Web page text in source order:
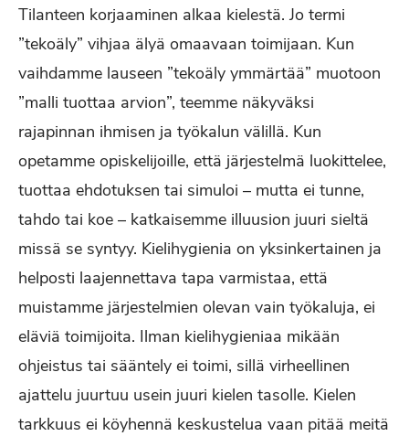
Tilanteen korjaaminen alkaa kielestä. Jo termi
”tekoäly” vihjaa älyä omaavaan toimijaan. Kun
vaihdamme lauseen ”tekoäly ymmärtää” muotoon
”malli tuottaa arvion”, teemme näkyväksi
rajapinnan ihmisen ja työkalun välillä. Kun
opetamme opiskelijoille, että järjestelmä luokittelee,
tuottaa ehdotuksen tai simuloi – mutta ei tunne,
tahdo tai koe – katkaisemme illuusion juuri sieltä
missä se syntyy. Kielihygienia on yksinkertainen ja
helposti laajennettava tapa varmistaa, että
muistamme järjestelmien olevan vain työkaluja, ei
eläviä toimijoita. Ilman kielihygieniaa mikään
ohjeistus tai sääntely ei toimi, sillä virheellinen
ajattelu juurtuu usein juuri kielen tasolle. Kielen
tarkkuus ei köyhennä keskustelua vaan pitää meitä